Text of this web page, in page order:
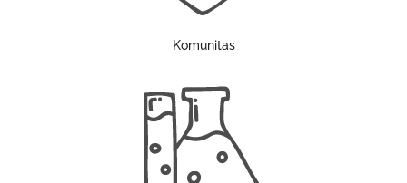
Komunitas